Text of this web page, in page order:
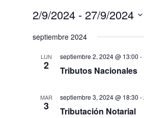
2/9/2024 - 27/9/2024
fecha.
septiembre 2024
LUN
2
septiembre 2, 2024 @ 13:00 -
Tributos Nacionales
MAR
3
septiembre 3, 2024 @ 18:30 -
Tributación Notarial